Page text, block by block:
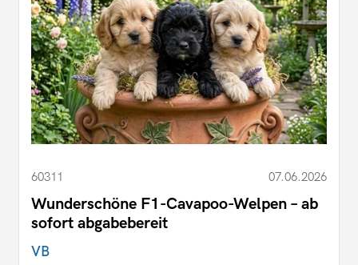
60311 07.06.2026
Wunderschöne F1-Cavapoo-Welpen – ab
sofort abgabebereit
VB